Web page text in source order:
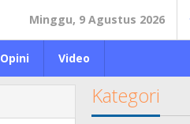
Minggu, 9 Agustus 2026
Opini Video
Kategori